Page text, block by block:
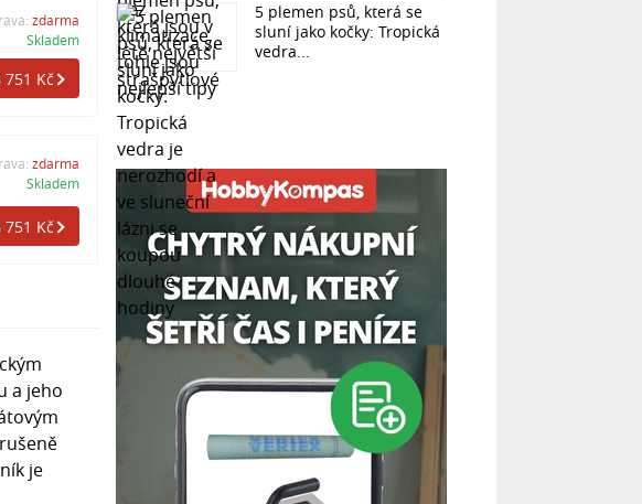
zdarma
Skladem
Kč
zdarma
Skladem
Kč
a jeho
je
5 plemen psů, která se
sluní jako kočky: Tropická
vedra...